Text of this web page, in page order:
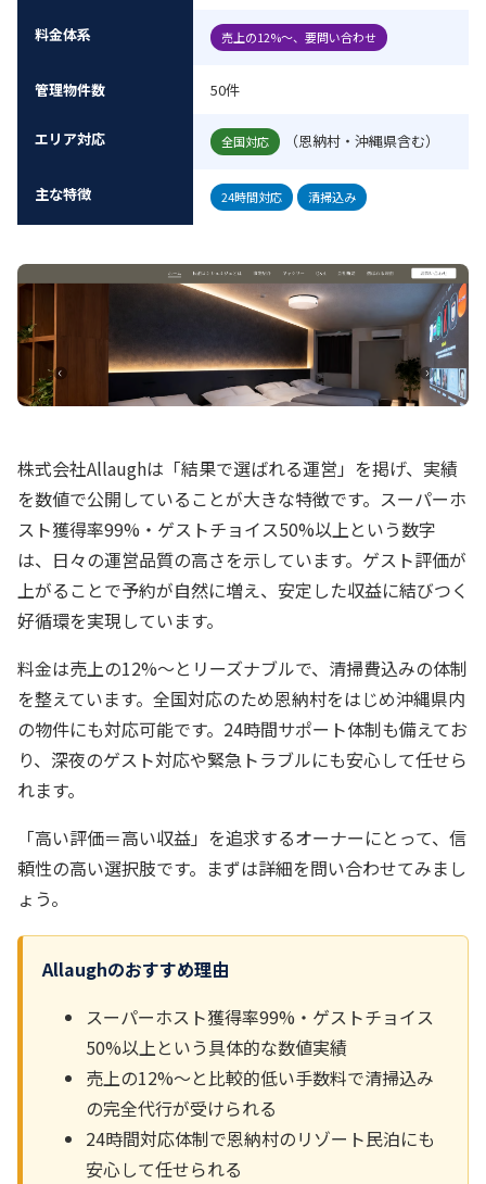
料金体系 売上の12%～、要問い合わせ
管理物件数 50件
エリア対応 全国対応 （恩納村・沖縄県含む）
主な特徴 24時間対応 清掃込み
株式会社Allaughは「結果で選ばれる運営」を掲げ、実績
を数値で公開していることが大きな特徴です。スーパーホ
スト獲得率99%・ゲストチョイス50%以上という数字
は、日々の運営品質の高さを示しています。ゲスト評価が
上がることで予約が自然に増え、安定した収益に結びつく
好循環を実現しています。
料金は売上の12%～とリーズナブルで、清掃費込みの体制
を整えています。全国対応のため恩納村をはじめ沖縄県内
の物件にも対応可能です。24時間サポート体制も備えてお
り、深夜のゲスト対応や緊急トラブルにも安心して任せら
れます。
「高い評価＝高い収益」を追求するオーナーにとって、信
頼性の高い選択肢です。まずは詳細を問い合わせてみまし
ょう。
Allaughのおすすめ理由
スーパーホスト獲得率99%・ゲストチョイス
50%以上という具体的な数値実績
売上の12%～と比較的低い手数料で清掃込み
の完全代行が受けられる
24時間対応体制で恩納村のリゾート民泊にも
安心して任せられる